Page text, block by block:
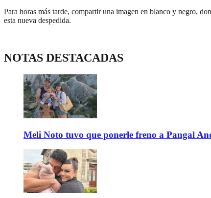
Para horas más tarde, compartir una imagen en blanco y negro,
esta nueva despedida.
NOTAS DESTACADAS
Meli Noto tuvo que ponerle freno a Pangal